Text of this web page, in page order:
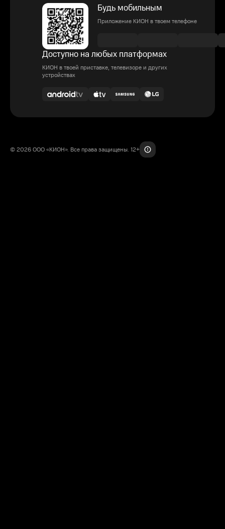
Будь мобильным
Приложение КИОН в твоем телефоне
Доступно на любых платформах
КИОН в твоей приставке, телевизоре и других
устройствах
© 2026 ООО «КИОН». Все права защищены. 12+